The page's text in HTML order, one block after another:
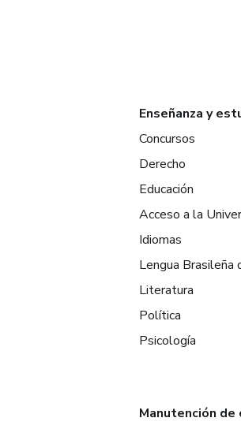
Enseñanza y
Concursos
Derecho
Educación
Acceso a la
Idiomas
Lengua Brasileña
Literatura
Política
Psicología
Manutención de